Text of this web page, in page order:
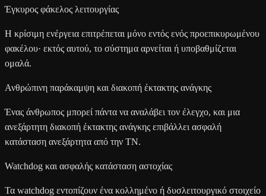
Έγκυρος φάκελος λειτουργίας
Η κρίσιμη ενέργεια επιτρέπεται μόνο εντός ενός προεπικυρωμένου
φακέλου· εκτός αυτού, το σύστημα αρνείται ή υποβαθμίζεται
ομαλά.
Ανθρώπινη παράκαμψη και διακοπή έκτακτης ανάγκης
Ένας άνθρωπος μπορεί πάντα να αναλάβει τον έλεγχο, και μια
ανεξάρτητη διακοπή έκτακτης ανάγκης επιβάλλει ασφαλή
κατάσταση ανεξάρτητα από την ΤΝ.
Watchdog και ασφαλής κατάσταση αστοχίας
Τα watchdog εντοπίζουν ένα κολλημένο ή δυσλειτουργικό στοιχείο